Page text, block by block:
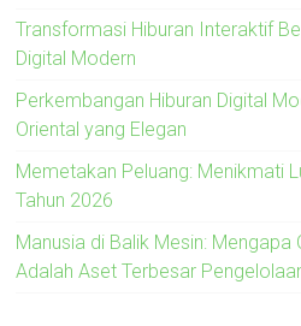
Transformasi Hiburan Interaktif
Digital Modern
Perkembangan Hiburan Digital
Oriental yang Elegan
Memetakan Peluang: Menikmati
Tahun 2026
Manusia di Balik Mesin:
Adalah Aset Terbesar